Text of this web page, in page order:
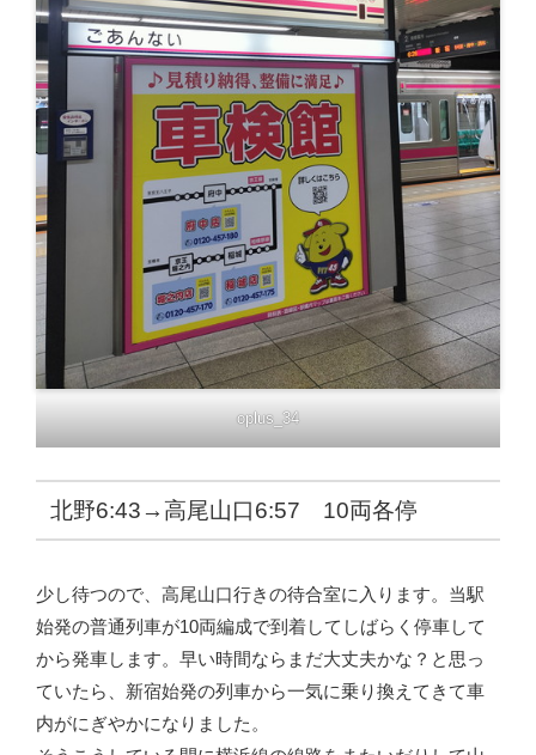
oplus_34
北野6:43→高尾山口6:57 10両各停
少し待つので、高尾山口行きの待合室に入ります。当駅
始発の普通列車が10両編成で到着してしばらく停車して
から発車します。早い時間ならまだ大丈夫かな？と思っ
ていたら、新宿始発の列車から一気に乗り換えてきて車
内がにぎやかになりました。